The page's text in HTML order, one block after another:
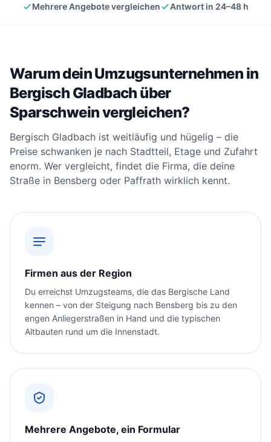
Mehrere Angebote vergleichen
Antwort in 24–48 h
Warum dein Umzugsunternehmen in
Bergisch Gladbach über
Sparschwein vergleichen?
Bergisch Gladbach ist weitläufig und hügelig – die
Preise schwanken je nach Stadtteil, Etage und Zufahrt
enorm. Wer vergleicht, findet die Firma, die deine
Straße in Bensberg oder Paffrath wirklich kennt.
Firmen aus der Region
Du erreichst Umzugsteams, die das Bergische Land
kennen – von der Steigung nach Bensberg bis zu den
engen Anliegerstraßen in Hand und die typischen
Altbauten rund um die Innenstadt.
Mehrere Angebote, ein Formular